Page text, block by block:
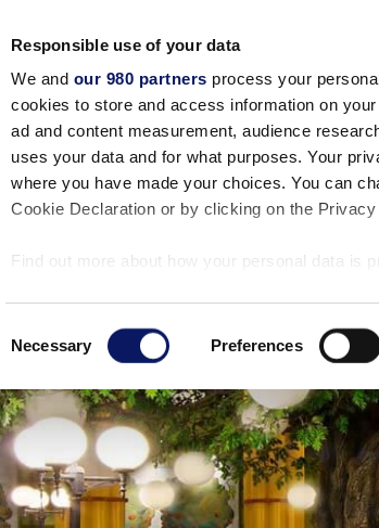
Responsible use of your data
We and our 980 partners process your
cookies to store and access information on
ad and content measurement, audience
uses your data and for what purposes. Your
where you have made your choices. You can
Cookie Declaration or by clicking on the
Find out more about how your personal data is
We use cookies to personalise content and
traffic. We also share information about your
analytics partners who may combine it with
they’ve collected from your use of their services.
Selection
Necessary Preferences
الزفاف الاجتماعات والفعاليات
Fri
البالغون
تحقق من التوفر